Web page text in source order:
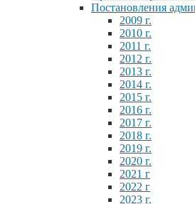
Постановления
2009 г.
2010 г.
2011 г.
2012 г.
2013 г.
2014 г.
2015 г.
2016 г.
2017 г.
2018 г.
2019 г.
2020 г.
2021 г
2022 г
2023 г.